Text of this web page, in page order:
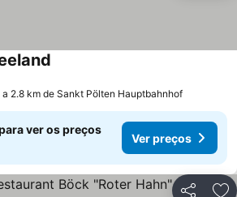
a 2.8 km de Sankt Pölten Hauptbahnhof
ver os preços
Ver preços